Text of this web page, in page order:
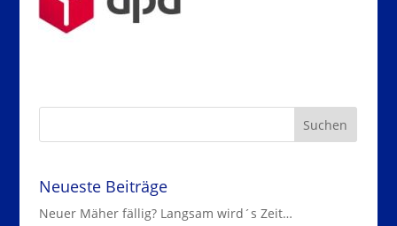
Neueste Beiträge
Neuer Mäher fällig? Langsam wird´s Zeit…